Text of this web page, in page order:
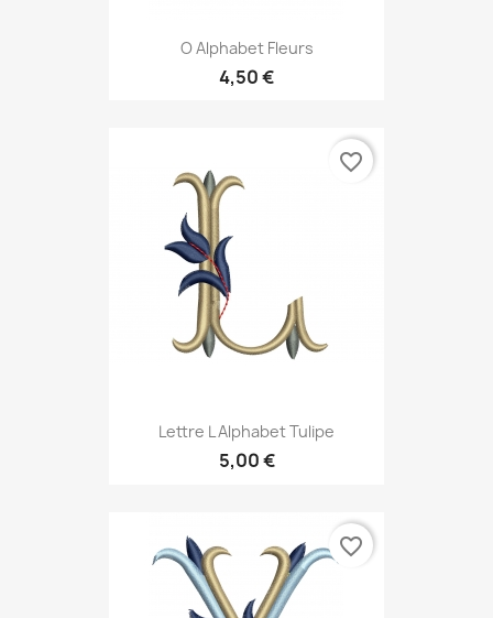
O Alphabet Fleurs
4,50 €
Lettre L Alphabet Tulipe
5,00 €
favorite_border
favorite_border